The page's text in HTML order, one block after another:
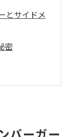
とサイドメ
密
わい